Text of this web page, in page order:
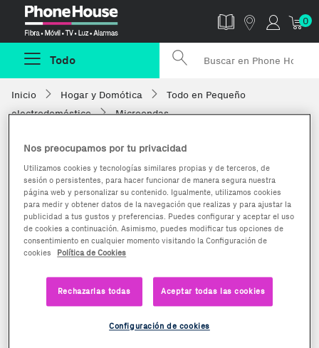
0
Todo
Inicio Hogar y Domótica
Todo en Pequeño
electrodoméstico
Microondas
Nos preocupamos por tu privacidad
Utilizamos cookies y tecnologías similares propias y de terceros, de
sesión o persistentes, para hacer funcionar de manera segura nuestra
página web y personalizar su contenido. Igualmente, utilizamos cookies
para medir y obtener datos de la navegación que realizas y para ajustar la
publicidad a tus gustos y preferencias. Puedes configurar y aceptar el uso
de cookies a continuación. Asimismo, puedes modificar tus opciones de
consentimiento en cualquier momento visitando la Configuración de
cookies
Política de Cookies
Rechazarlas todas Aceptar todas las cookies
Configuración de cookies